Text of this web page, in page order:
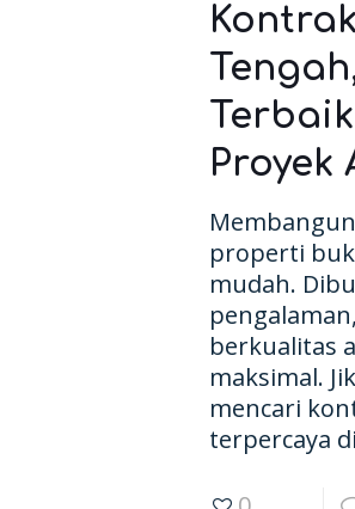
Proyek
properti
mudah.
berkualitas
maksimal.
mencari
terpercaya